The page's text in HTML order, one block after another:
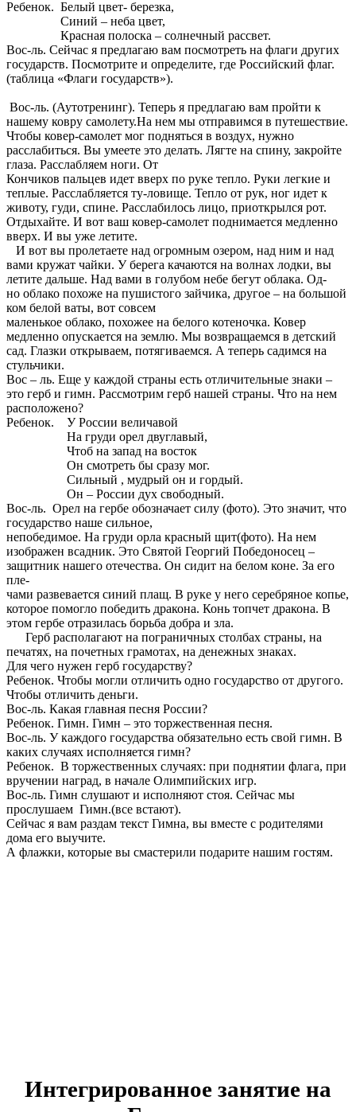
Ребенок. Белый цвет- березка,
Синий – неба цвет,
Красная полоска – солнечный рассвет.
Вос-ль. Сейчас я предлагаю вам посмотреть на флаги других
государств. Посмотрите и определите, где Российский флаг.
(таблица «Флаги государств»).
Вос-ль. (Аутотренинг). Теперь я предлагаю вам пройти к
нашему ковру самолету.На нем мы отправимся в путешествие.
Чтобы ковер-самолет мог подняться в воздух, нужно
расслабиться. Вы умеете это делать. Лягте на спину, закройте
глаза. Расслабляем ноги. От
Кончиков пальцев идет вверх по руке тепло. Руки легкие и
теплые. Расслабляется ту-ловище. Тепло от рук, ног идет к
животу, гуди, спине. Расслабилось лицо, приоткрылся рот.
Отдыхайте. И вот ваш ковер-самолет поднимается медленно
вверх. И вы уже летите.
И вот вы пролетаете над огромным озером, над ним и над
вами кружат чайки. У берега качаются на волнах лодки, вы
летите дальше. Над вами в голубом небе бегут облака. Од-
но облако похоже на пушистого зайчика, другое – на большой
ком белой ваты, вот совсем
маленькое облако, похожее на белого котеночка. Ковер
медленно опускается на землю. Мы возвращаемся в детский
сад. Глазки открываем, потягиваемся. А теперь садимся на
стульчики.
Вос – ль. Еще у каждой страны есть отличительные знаки –
это герб и гимн. Рассмотрим герб нашей страны. Что на нем
расположено?
Ребенок. У России величавой
На груди орел двуглавый,
Чтоб на запад на восток
Он смотреть бы сразу мог.
Сильный , мудрый он и гордый.
Он – России дух свободный.
Вос-ль. Орел на гербе обозначает силу (фото). Это значит, что
государство наше сильное,
непобедимое. На груди орла красный щит(фото). На нем
изображен всадник. Это Святой Георгий Победоносец –
защитник нашего отечества. Он сидит на белом коне. За его
пле-
чами развевается синий плащ. В руке у него серебряное копье,
которое помогло победить дракона. Конь топчет дракона. В
этом гербе отразилась борьба добра и зла.
Герб располагают на пограничных столбах страны, на
печатях, на почетных грамотах, на денежных знаках.
Для чего нужен герб государству?
Ребенок. Чтобы могли отличить одно государство от другого.
Чтобы отличить деньги.
Вос-ль. Какая главная песня России?
Ребенок. Гимн. Гимн – это торжественная песня.
Вос-ль. У каждого государства обязательно есть свой гимн. В
каких случаях исполняется гимн?
Ребенок. В торжественных случаях: при поднятии флага, при
вручении наград, в начале Олимпийских игр.
Вос-ль. Гимн слушают и исполняют стоя. Сейчас мы
прослушаем Гимн.(все встают).
Сейчас я вам раздам текст Гимна, вы вместе с родителями
дома его выучите.
А флажки, которые вы смастерили подарите нашим гостям.
Интегрированное занятие на